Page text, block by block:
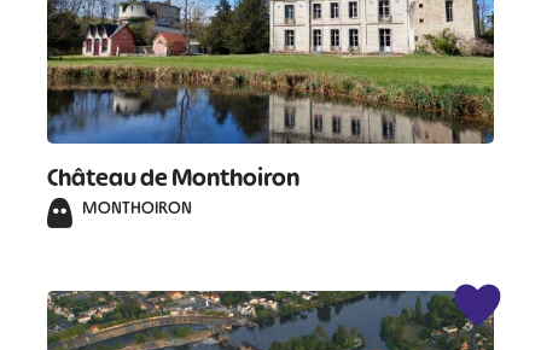
Château de Monthoiron
MONTHOIRON
# # #
#
#
#